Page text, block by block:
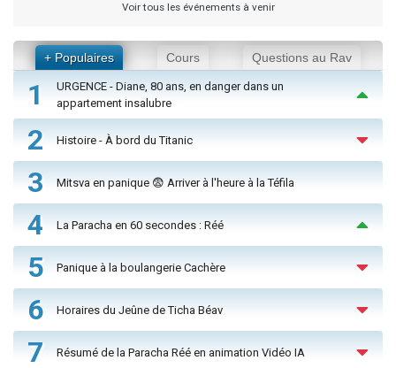
Voir tous les événements à venir
+ Populaires Cours Questions au Rav
1
URGENCE - Diane, 80 ans, en danger dans un
appartement insalubre
2 Histoire - À bord du Titanic
3 Mitsva en panique 😨 Arriver à l'heure à la Téfila
4 La Paracha en 60 secondes : Réé
5 Panique à la boulangerie Cachère
6 Horaires du Jeûne de Ticha Béav
7 Résumé de la Paracha Réé en animation Vidéo IA